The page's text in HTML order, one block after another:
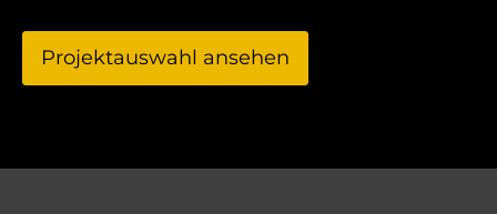
Projektauswahl ansehen